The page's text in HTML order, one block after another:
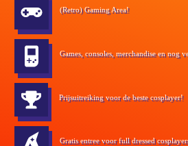
(Retro) Gaming Area!
Games, consoles, merchandise en nog
Prijsuitreiking voor de beste cosplayer!
Gratis entreevoor full dressed